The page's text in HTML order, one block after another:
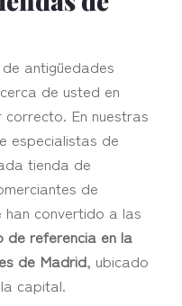
antigüedades
de usted en
En nuestras
especialistas de
tienda de
de
han convertido a las
de referencia en la
de Madrid, ubicado
capital.